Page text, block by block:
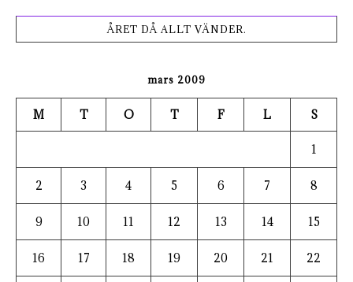
ÅRET DÅ ALLT VÄNDER.
mars 2009
M T O T F L S
1
2 3 4 5 6 7 8
9 10 11 12 13 14 15
16 17 18 19 20 21 22